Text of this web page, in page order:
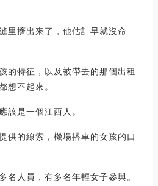
里擠出來了，他估計早就沒命
的特征，以及被帶去的那個出租
想不起來。
該是一個江西人。
供的線索，機場搭車的女孩的口
名人員，有多名年輕女子參與。